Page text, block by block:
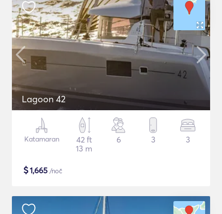
Lagoon 42
Katamaran
42 ft
13 m
6 3 3
$1,665 /noč